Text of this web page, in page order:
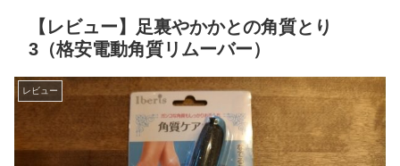
【レビュー】足裏やかかとの角質とり
3（格安電動角質リムーバー）
レビュー